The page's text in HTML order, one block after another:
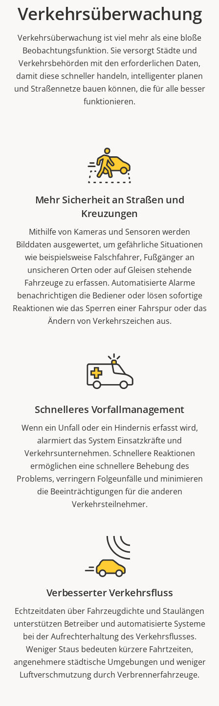
Verkehrsüberwachung
Verkehrsüberwachung ist viel mehr als eine bloße
Beobachtungsfunktion. Sie versorgt Städte und
Verkehrsbehörden mit den erforderlichen Daten,
damit diese schneller handeln, intelligenter planen
und Straßennetze bauen können, die für alle besser
funktionieren.
Mehr Sicherheit an Straßen und
Kreuzungen
Mithilfe von Kameras und Sensoren werden
Bilddaten ausgewertet, um gefährliche Situationen
wie beispielsweise Falschfahrer, Fußgänger an
unsicheren Orten oder auf Gleisen stehende
Fahrzeuge zu erfassen. Automatisierte Alarme
benachrichtigen die Bediener oder lösen sofortige
Reaktionen wie das Sperren einer Fahrspur oder das
Ändern von Verkehrszeichen aus.
Schnelleres Vorfallmanagement
Wenn ein Unfall oder ein Hindernis erfasst wird,
alarmiert das System Einsatzkräfte und
Verkehrsunternehmen. Schnellere Reaktionen
ermöglichen eine schnellere Behebung des
Problems, verringern Folgeunfälle und minimieren
die Beeinträchtigungen für die anderen
Verkehrsteilnehmer.
Verbesserter Verkehrsfluss
Echtzeitdaten über Fahrzeugdichte und Staulängen
unterstützen Betreiber und automatisierte Systeme
bei der Aufrechterhaltung des Verkehrsflusses.
Weniger Staus bedeuten kürzere Fahrtzeiten,
angenehmere städtische Umgebungen und weniger
Luftverschmutzung durch Verbrennerfahrzeuge.